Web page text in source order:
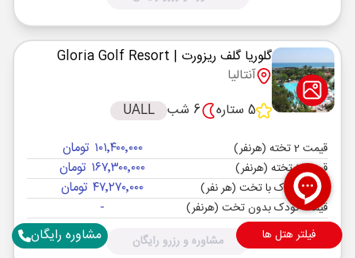
فیلتر هتل ها
گلوریا گلف ریزورت | Gloria Golf Resort
آنتالیا
5 ستاره
6 شب UALL
قیمت 2 تخته (هرنفر) ۱۰۱٬۴۰۰٬۰۰۰ تومان
قیمت 1 تخته (هرنفر) ۱۶۷٬۳۰۰٬۰۰۰ تومان
قیمت کودک با تخت (هر نفر) ۴۷٬۲۷۰٬۰۰۰ تومان
قیمت کودک بدون تخت (هرنفر) -
مشاوره و رزرو رایگان مشاوره رایگان